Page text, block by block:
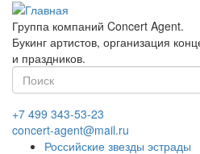
Перейти
основному
содержанию
Группа компаний Concert Agent.
Букинг артистов, организация
и праздников.
Форма
поиска
+7 499 343-53-23
concert-agent@mail.ru
Российские звезды эстрады